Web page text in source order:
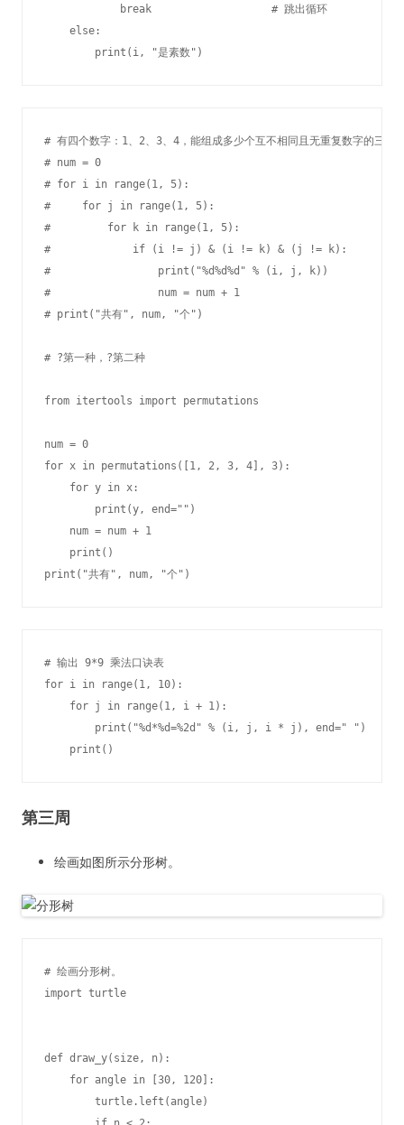
            break                   # 跳出循环
    else:
# 有四个数字：1、2、3、4，能组成多少个互不相同且无重复数字的三位
# num = 0
# for i in range(1, 5):
#     for j in range(1, 5):
#         for k in range(1, 5):
#             if (i != j) & (i != k) & (j != k):
#                 print("%d%d%d" % (i, j, k))
#                 num = num + 1
# print("共有", num, "个")
# ?第一种，?第二种
from itertools import permutations
num = 0
for x in permutations([1, 2, 3, 4], 3):
    for y in x:
        print(y, end="")
    num = num + 1
    print()
# 输出 9*9 乘法口诀表
for i in range(1, 10):
    for j in range(1, i + 1):
        print("%d*%d=%2d" % (i, j, i * j), end=" ")
第三周
绘画如图所示分形树。
# 绘画分形树。
import turtle
def draw_y(size, n):
    for angle in [30, 120]:
        turtle.left(angle)